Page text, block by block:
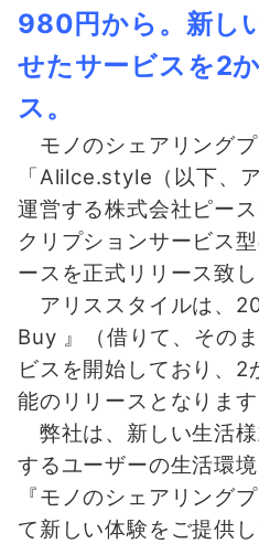
980円から。新し
せたサービスを2
ス。
モノのシェアリング
「Alilce.style（以下、
運営する株式会社ピー
クリプションサービス
ースを正式リリース致し
アリススタイルは、
Buy 』（借りて、その
ビスを開始しており、2
能のリリースとなります
弊社は、新しい生活
するユーザーの生活環
『モノのシェアリング
て新しい体験をご提供し